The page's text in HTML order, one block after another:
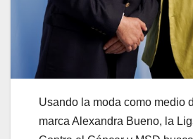
Usando la moda como medio
marca Alexandra Bueno, la